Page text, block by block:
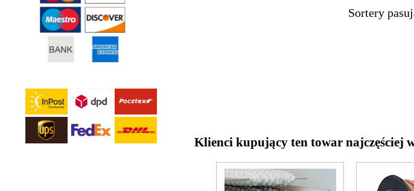
Sortery
Klienci kupujący ten towar najczęściej